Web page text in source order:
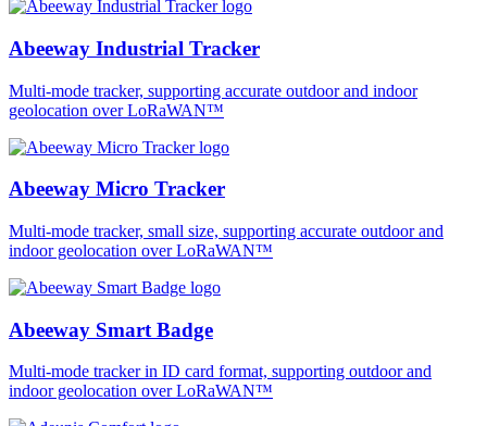
Abeeway Industrial Tracker
Multi-mode tracker, supporting accurate outdoor and indoor
geolocation over LoRaWAN™
Abeeway Micro Tracker
Multi-mode tracker, small size, supporting accurate outdoor and
indoor geolocation over LoRaWAN™
Abeeway Smart Badge
Multi-mode tracker in ID card format, supporting outdoor and
indoor geolocation over LoRaWAN™